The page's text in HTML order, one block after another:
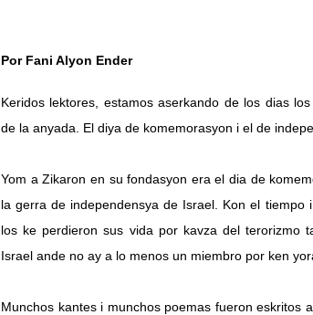
Por Fani Alyon Ender
Keridos lektores, estamos aserkando de los dias
de la anyada. El diya de komemorasyon i el de
Yom a Zikaron en su fondasyon era el dia de
la gerra de independensya de Israel. Kon el
los ke perdieron sus vida por kavza del terorizmo
Israel ande no ay a lo menos un miembro por ken
Munchos kantes i munchos poemas fueron eskritos